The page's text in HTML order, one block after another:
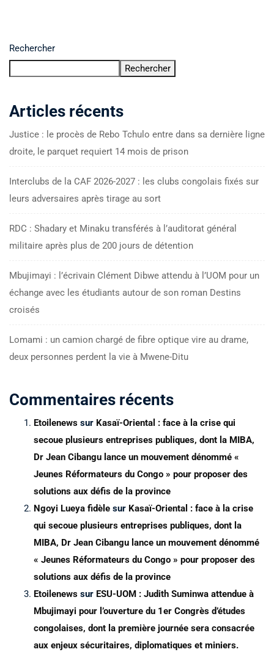
Rechercher
Rechercher
Articles récents
Justice : le procès de Rebo Tchulo entre dans sa dernière ligne
droite, le parquet requiert 14 mois de prison
Interclubs de la CAF 2026-2027 : les clubs congolais fixés sur
leurs adversaires après tirage au sort
RDC : Shadary et Minaku transférés à l’auditorat général
militaire après plus de 200 jours de détention
Mbujimayi : l’écrivain Clément Dibwe attendu à l’UOM pour un
échange avec les étudiants autour de son roman Destins
croisés
Lomami : un camion chargé de fibre optique vire au drame,
deux personnes perdent la vie à Mwene-Ditu
Commentaires récents
Etoilenews sur Kasaï-Oriental : face à la crise qui
secoue plusieurs entreprises publiques, dont la MIBA,
Dr Jean Cibangu lance un mouvement dénommé «
Jeunes Réformateurs du Congo » pour proposer des
solutions aux défis de la province
Ngoyi Lueya fidèle sur Kasaï-Oriental : face à la crise
qui secoue plusieurs entreprises publiques, dont la
MIBA, Dr Jean Cibangu lance un mouvement dénommé
« Jeunes Réformateurs du Congo » pour proposer des
solutions aux défis de la province
Etoilenews sur ESU-UOM : Judith Suminwa attendue à
Mbujimayi pour l’ouverture du 1er Congrès d’études
congolaises, dont la première journée sera consacrée
aux enjeux sécuritaires, diplomatiques et miniers.